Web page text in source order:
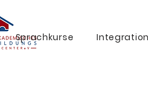
Sprachkurse